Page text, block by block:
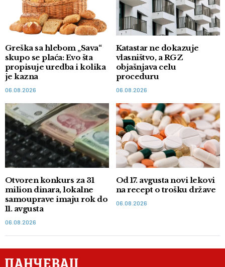
Greška sa hlebom „Sava“
skupo se plaća: Evo šta
propisuje uredba i kolika
je kazna
06.08.2026
Katastar ne dokazuje
vlasništvo, a RGZ
objašnjava celu
proceduru
06.08.2026
Otvoren konkurs za 31
milion dinara, lokalne
samouprave imaju rok do
11. avgusta
06.08.2026
Od 17. avgusta novi lekovi
na recept o trošku države
06.08.2026